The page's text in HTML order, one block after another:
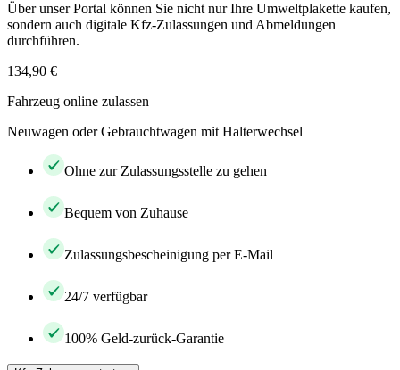
Über unser Portal können Sie nicht nur Ihre Umweltplakette kaufen,
sondern auch digitale Kfz-Zulassungen und Abmeldungen
durchführen.
134,90 €
Fahrzeug online zulassen
Neuwagen oder Gebrauchtwagen mit Halterwechsel
Ohne zur Zulassungsstelle zu gehen
Bequem von Zuhause
Zulassungsbescheinigung per E-Mail
24/7 verfügbar
100% Geld-zurück-Garantie